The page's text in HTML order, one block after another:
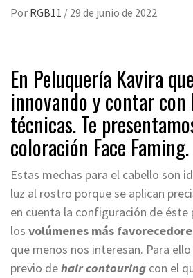
Por RGB11 / 29 de junio de 2022
En Peluquería Kavira
innovando y contar
técnicas. Te
coloración Face Faming.
Estas mechas para el cabello son
luz al rostro porque se aplican
en cuenta la configuración de éste
los volúmenes más
que menos nos interesan. Para
previo dehair contouring con el